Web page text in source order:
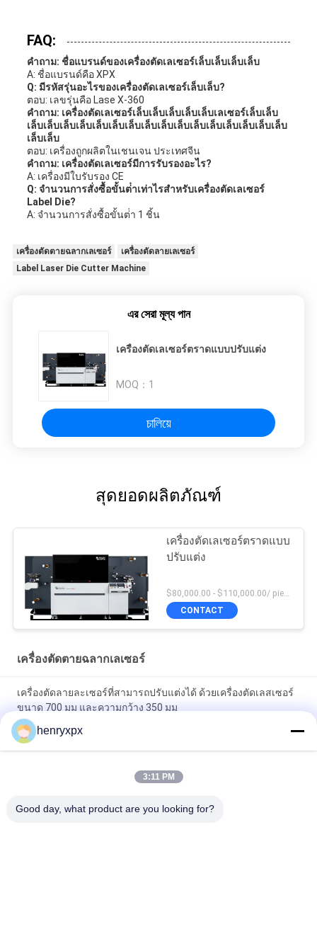
FAQ:
คําถาม: ชื่อแบรนด์ของเครื่องตัดเลเซอร์เล็บเล็บเล็บเล็บ
A: ชื่อแบรนด์คือ XPX
Q: มีรหัสรุ่นอะไรของเครื่องตัดเลเซอร์เล็บเล็บ?
ตอบ: เลขรุ่นคือ Lase X-360
คําถาม: เครื่องตัดเลเซอร์เล็บเล็บเล็บเล็บเล็บเลเซอร์เล็บเล็บ
เล็บเล็บเล็บเล็บเล็บเล็บเล็บเล็บเล็บเล็บเล็บเล็บเล็บเล็บเล็บเล็บ
เล็บเล็บ
ตอบ: เครื่องถูกผลิตในเชนเจน ประเทศจีน
คําถาม: เครื่องตัดเลเซอร์มีการรับรองอะไร?
A: เครื่องมีใบรับรอง CE
Q: จํานวนการสั่งซื้อขั้นต่ําเท่าไรสําหรับเครื่องตัดเลเซอร์
Label Die?
A: จํานวนการสั่งซื้อขั้นต่ํา 1 ชิ้น
เครื่องตัดตายฉลากเลเซอร์
เครื่องตัดลายเลเซอร์
Label Laser Die Cutter Machine
এর সেরা মূল্য পান
เครื่องตัดเลเซอร์ตราดแบบปรับแต่ง
MOQ： 1
চালিয়ে
สุดยอดผลิตภัณฑ์
เครื่องตัดเลเซอร์ตราดแบบ
ปรับแต่ง
$80,000.00 - $110,000.00/ piece MOQ:1
CONTACT
เครื่องตัดตายฉลากเลเซอร์
เครื่องตัดลายละเซอร์ที่สามารถปรับแต่งได้ ด้วยเครื่องตัดเลสเซอร์
ขนาด 700 มม และความกว้าง 350 มม
เครื่องตัดเลเซอร์ Label Die Cutter ที่สามารถปรับแต่งได้ ด้วย
พลังงานออกเลเซอร์ 300W X 1 และเครื่องวัดการเปิดเลเซอร์สูงสุด
350 มม ไลล์ตากระตุ้น 30m / นาที ความเร็วสูงสุด
henryxpx
3:11 PM
Good day, what product are you looking for?